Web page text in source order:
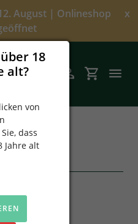
18
alt?
von
dass
Jahre alt
August | Onlineshop
x
SuchenEinloggen